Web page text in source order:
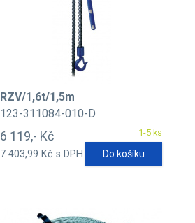
RZV/1,6t/1,5m
123-311084-010-D
1-5 ks
6 119,- Kč
7 403,99 Kč s DPH Do košíku